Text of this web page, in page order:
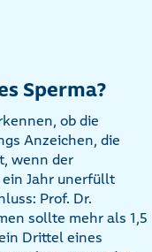
Sperma?
ob die
Anzeichen, die
wenn der
Jahr unerfüllt
Prof. Dr.
sollte mehr als 1,5
Drittel eines